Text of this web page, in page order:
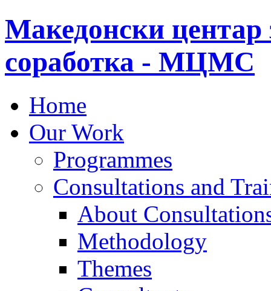
Македонски центар
соработка - МЦМС
Home
Our Work
Programmes
Consultations and
About
Methodology
Themes